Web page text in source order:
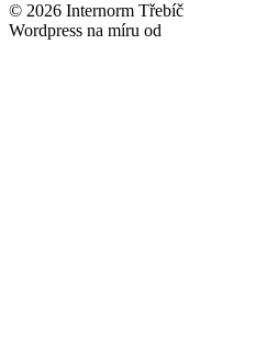
© 2026 Internorm Třebíč
Wordpress na míru od